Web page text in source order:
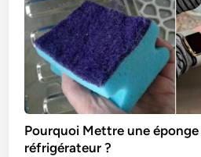
Pourquoi Mettre une éponge
réfrigérateur ?